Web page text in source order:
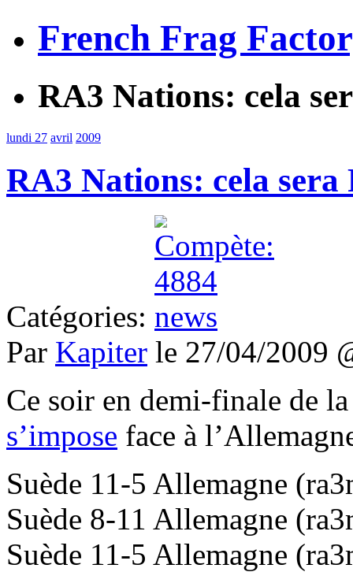
French Frag
RA3 Nations: cela
lundi 27 avril 2009
RA3 Nations: cela sera
Catégories:
Par Kapiter le 27/04/2009
Ce soir en demi-finale de
s’impose face à
Suède 11-5 Allemagne
Suède 8-11 Allemagne
Suède 11-5 Allemagne